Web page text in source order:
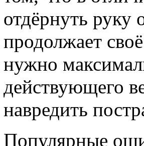
отдёрнуть руку
продолжает
нужно
действующего
навредить
Популярные